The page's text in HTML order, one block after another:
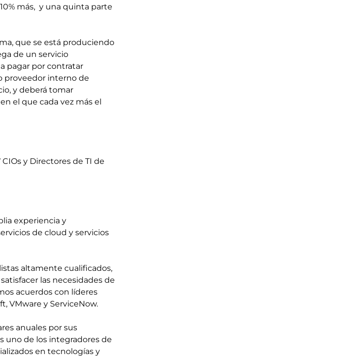
más, y una quinta parte
que se está produciendo
de un servicio
pagar por contratar
proveedor interno de
y deberá tomar
el que cada vez más el
y Directores de TI de
experiencia y
de cloud y servicios
altamente cualificados,
las necesidades de
acuerdos con líderes
VMware y ServiceNow.
anuales por sus
uno de los integradores de
en tecnologías y